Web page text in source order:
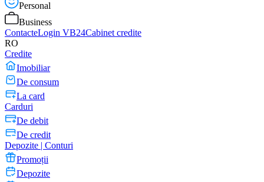
Personal
Business
ContacteLogin VB24Cabinet credite
RO
Credite
Imobiliar
De consum
La card
Carduri
De debit
De credit
Depozite | Conturi
Promoții
Depozite